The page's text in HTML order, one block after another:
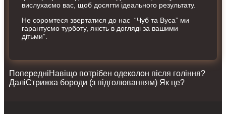
вислухаємо вас, щоб досягти ідеального результату.
Не соромтеся звертатися до нас “Чуб та Вуса” ми
гарантуємо турботу, якість в догляді за вашими
дітьми”.
ПопередніНавіщо потрібен одеколон після гоління?
ДаліСтрижка бороди (з підголюванням) Як це?